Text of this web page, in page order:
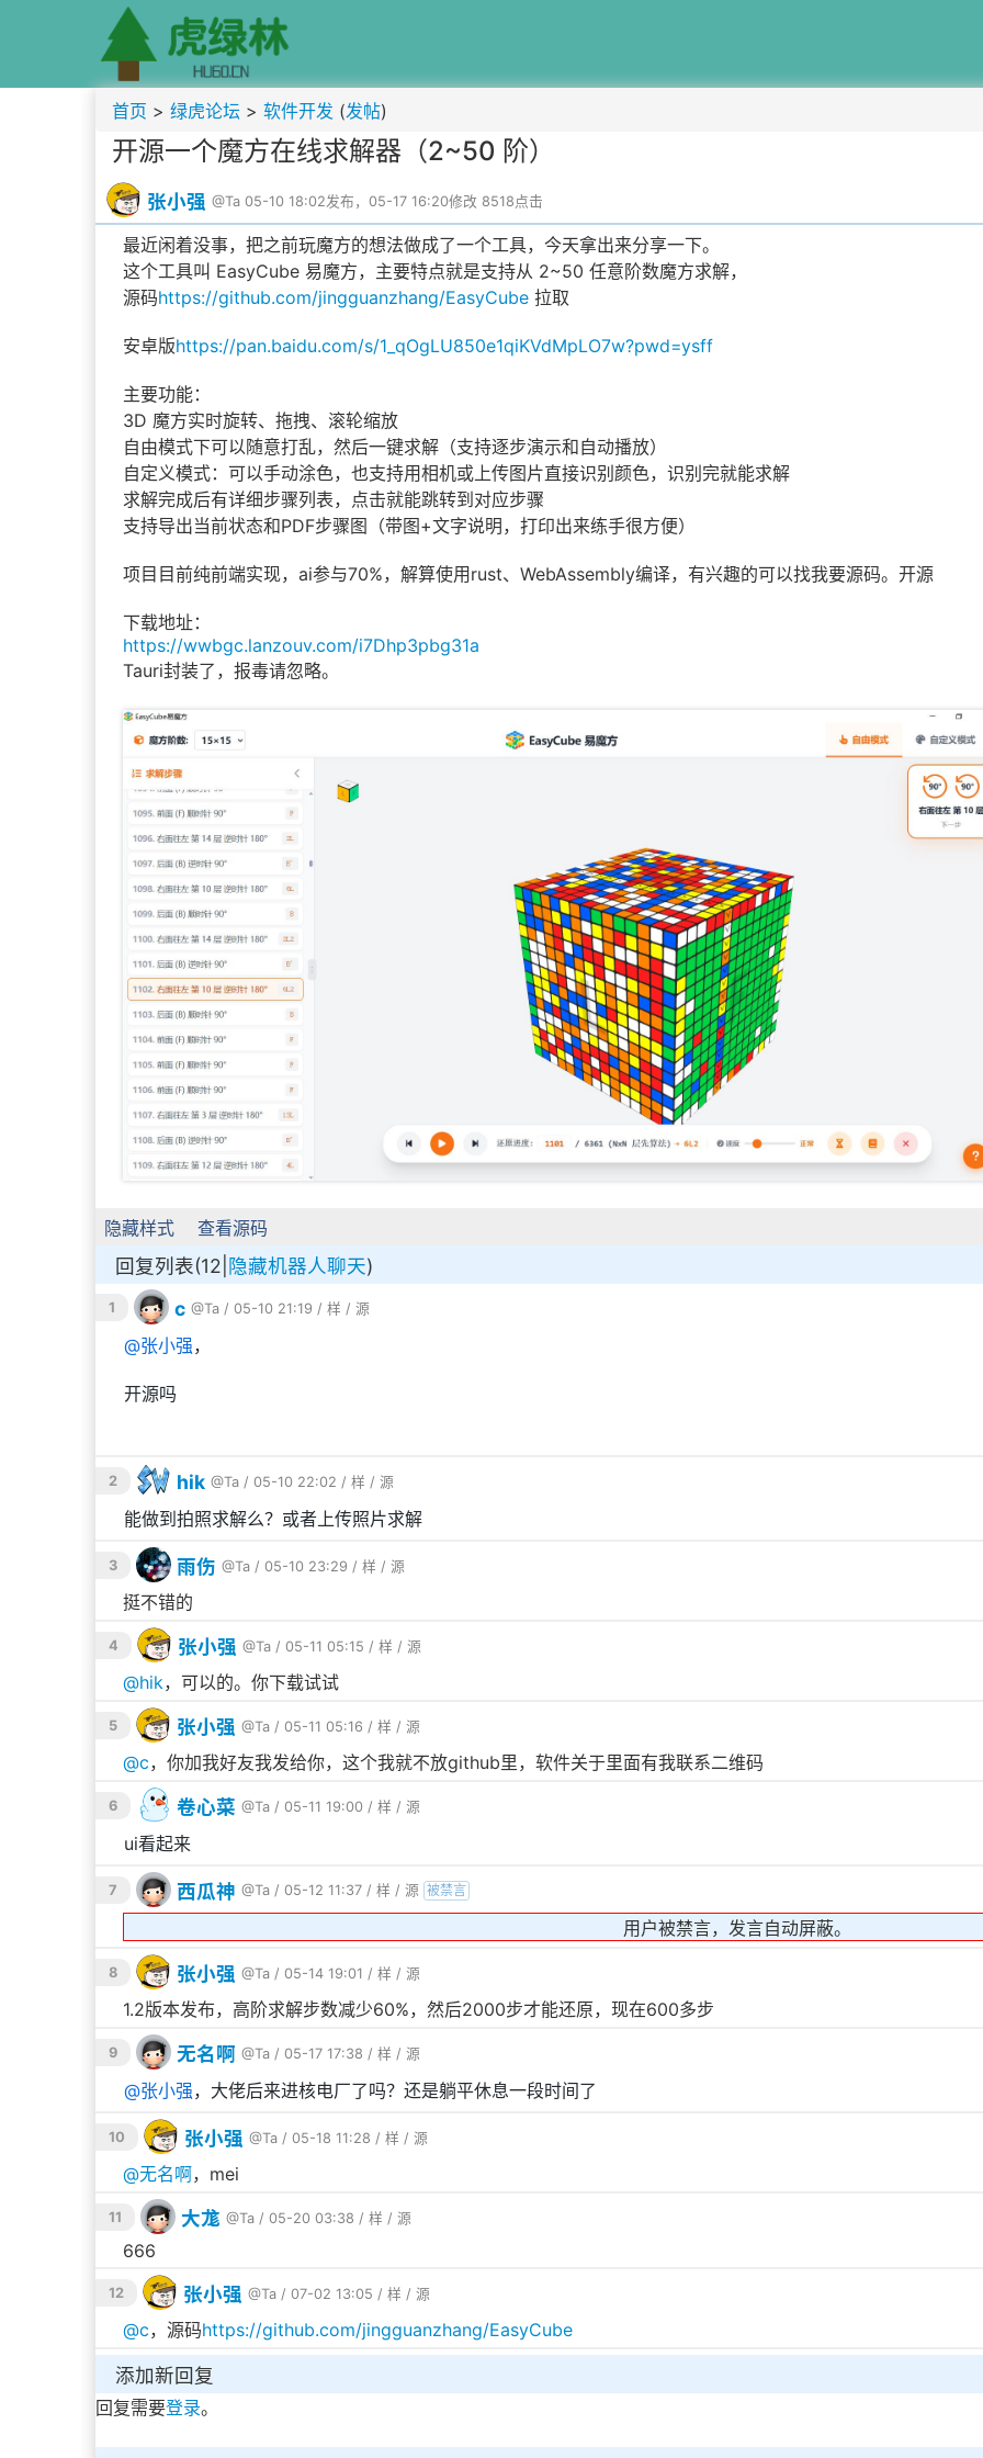
首页 > 绿虎论坛 > 软件开发 (发帖)
开源一个魔方在线求解器（2~50 阶）
张小强 @Ta 05-10 18:02发布，05-17 16:20修改 8518点击
最近闲着没事，把之前玩魔方的想法做成了一个工具，今天拿出来分享一下。
这个工具叫 EasyCube 易魔方，主要特点就是支持从 2~50 任意阶数魔方求解，
源码https://github.com/jingguanzhang/EasyCube 拉取
安卓版https://pan.baidu.com/s/1_qOgLU850e1qiKVdMpLO7w?pwd=ysff
主要功能：
3D 魔方实时旋转、拖拽、滚轮缩放
自由模式下可以随意打乱，然后一键求解（支持逐步演示和自动播放）
自定义模式：可以手动涂色，也支持用相机或上传图片直接识别颜色，识别完就能求解
求解完成后有详细步骤列表，点击就能跳转到对应步骤
支持导出当前状态和PDF步骤图（带图+文字说明，打印出来练手很方便）
项目目前纯前端实现，ai参与70%，解算使用rust、WebAssembly编译，有兴趣的可以找我要源码。开源
下载地址：
https://wwbgc.lanzouv.com/i7Dhp3pbg31a
Tauri封装了，报毒请忽略。
隐藏样式 查看源码
回复列表(12| 隐藏机器人聊天)
1 c @Ta / 05-10 21:19 / 样 / 源
@张小强，
开源吗
2 hik @Ta / 05-10 22:02 / 样 / 源
能做到拍照求解么？或者上传照片求解
3 雨伤 @Ta / 05-10 23:29 / 样 / 源
挺不错的
4 张小强 @Ta / 05-11 05:15 / 样 / 源
@hik，可以的。你下载试试
5 张小强 @Ta / 05-11 05:16 / 样 / 源
@c，你加我好友我发给你，这个我就不放github里，软件关于里面有我联系二维码
6 卷心菜 @Ta / 05-11 19:00 / 样 / 源
ui看起来
7 西瓜神 @Ta / 05-12 11:37 / 样 / 源 被禁言
用户被禁言，发言自动屏蔽。
8 张小强 @Ta / 05-14 19:01 / 样 / 源
1.2版本发布，高阶求解步数减少60%，然后2000步才能还原，现在600多步
9 无名啊 @Ta / 05-17 17:38 / 样 / 源
@张小强，大佬后来进核电厂了吗？还是躺平休息一段时间了
10 张小强 @Ta / 05-18 11:28 / 样 / 源
@无名啊，mei
11 大尨 @Ta / 05-20 03:38 / 样 / 源
666
12 张小强 @Ta / 07-02 13:05 / 样 / 源
@c，源码https://github.com/jingguanzhang/EasyCube
添加新回复
回复需要登录。